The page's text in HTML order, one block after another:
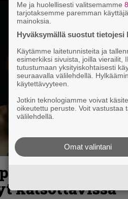
katsottavissa
Me ja huolellisesti valitsemamme
tarjotaksemme paremman
mainoksia.
Hyväksymällä suostut tietojesi
Käytämme laitetunnisteita ja
esimerkiksi sivuista, joilla vierailit,
tutustumaan yksityiskohtaisesti
seuraavalla välilehdellä.
käytettävyyteen.
Jotkin teknologiamme voivat
oikeutettu peruste. Voit vastustaa
välilehdellä.
Omat valintani